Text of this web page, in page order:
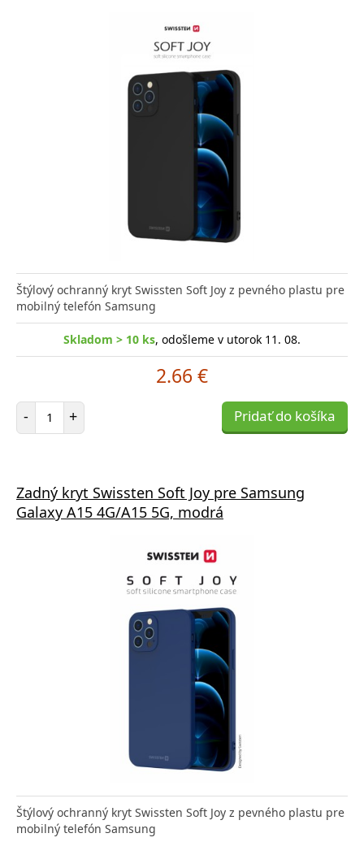
Štýlový ochranný kryt Swissten Soft Joy z pevného plastu pre
mobilný telefón Samsung
Skladom > 10 ks, odošleme v utorok 11. 08.
2.66 €
- Počet položiek
+ Pridať do košíka
Zadný kryt Swissten Soft Joy pre Samsung
Galaxy A15 4G/A15 5G, modrá
Štýlový ochranný kryt Swissten Soft Joy z pevného plastu pre
mobilný telefón Samsung